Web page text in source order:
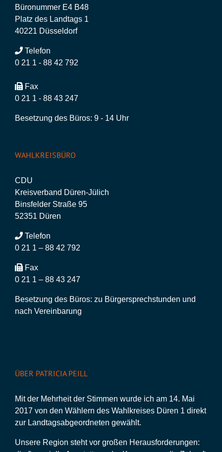
Büronummer E4 B48
Platz des Landtags 1
40221 Düsseldorf
Telefon
0 21 1 - 88 42 792
Fax
0 21 1 - 88 43 247
Besetzung des Büros: 9 - 14 Uhr
WAHLKREISBÜRO
CDU
Kreisverband Düren-Jülich
Binsfelder Straße 95
52351 Düren
Telefon
0 21 1 – 88 42 792
Fax
0 21 1 – 88 43 247
Besetzung des Büros: zu Bürgersprechstunden und
nach Vereinbarung
ÜBER PATRICIA PEILL
Mit der Mehrheit der Stimmen wurde ich am 14. Mai
2017 von den Wählern des Wahlkreises Düren 1 direkt
zur Landtagsabgeordneten gewählt.
Unsere Region steht vor großen Herausforderungen: